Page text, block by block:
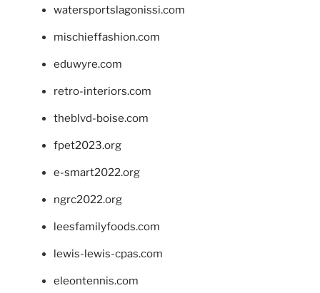
watersportslagonissi.com
mischieffashion.com
eduwyre.com
retro-interiors.com
theblvd-boise.com
fpet2023.org
e-smart2022.org
ngrc2022.org
leesfamilyfoods.com
lewis-lewis-cpas.com
eleontennis.com